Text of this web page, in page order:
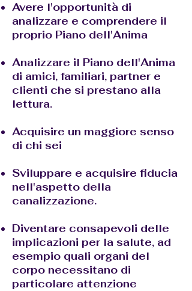
Avere l'opportunità di
analizzare e comprendere il
proprio Piano dell'Anima
Analizzare il Piano dell'Anima
di amici, familiari, partner e
clienti che si prestano alla
lettura.
Acquisire un maggiore senso
di chi sei
Sviluppare e acquisire fiducia
nell'aspetto della
canalizzazione.
Diventare consapevoli delle
implicazioni per la salute, ad
esempio quali organi del
corpo necessitano di
particolare attenzione